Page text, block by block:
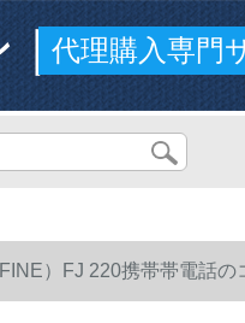
ド代理購入専門
）FJ 220携帯帯電話の